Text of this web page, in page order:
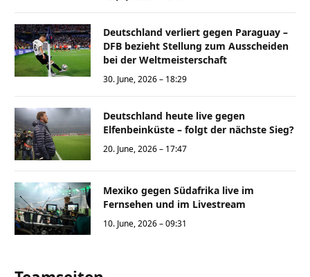
Deutschland verliert gegen Paraguay –
DFB bezieht Stellung zum Ausscheiden
bei der Weltmeisterschaft
30. June, 2026 – 18:29
Deutschland heute live gegen
Elfenbeinküste – folgt der nächste Sieg?
20. June, 2026 – 17:47
Mexiko gegen Südafrika live im
Fernsehen und im Livestream
10. June, 2026 – 09:31